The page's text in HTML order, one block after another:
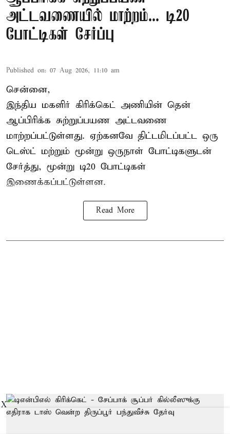
அட்டவணையில் மாற்றம்... டி20
போட்டிகள் சேர்ப்பு
Published on: 07 Aug 2026, 11:10 am
சென்னை,
இந்திய மகளிர் கிரிக்கெட் அணியின் தென்
ஆப்பிரிக்க சுற்றுப்பயண அட்டவணை
மாற்றப்பட்டுள்ளது. ஏற்கனவே திட்டமிடப்பட்ட ஒரு
டெஸ்ட் மற்றும் மூன்று ஒருநாள் போட்டிகளுடன்
சேர்த்து, மூன்று டி20 போட்டிகள்
இணைக்கப்பட்டுள்ளன.
Read More
X